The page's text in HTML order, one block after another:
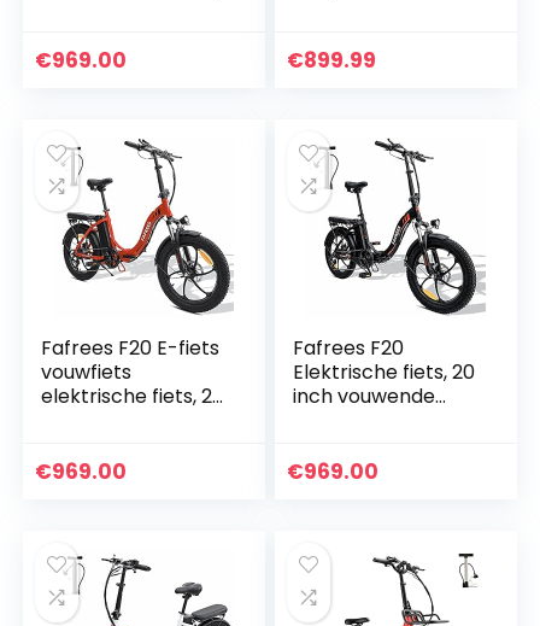
inch x 3,0, geschikt
€969.00
uitneembare 48 V
€899.99
Fafrees F20 E-fiets
vouwfiets
elektrische fiets, 20
36 V 16 Ah accu,
€969.00
Fafrees F20
Elektrische fiets, 20
inch vouwende
36 V/16 AH
€969.00